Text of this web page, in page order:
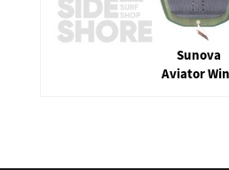
Sunova
Aviator